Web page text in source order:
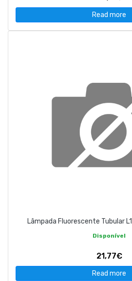
Read more
Lâmpada Fluorescente Tubular
Disponível
21,77€
Read more